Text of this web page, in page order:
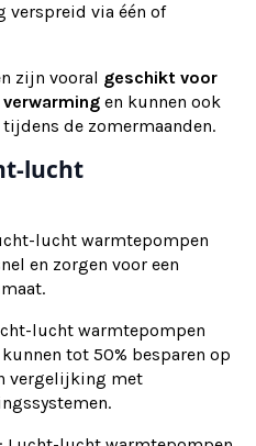
verspreid via één of
zijn vooral geschikt voor
en kunnen ook
tijdens de zomermaanden.
lucht
lucht warmtepompen
en zorgen voor een
lucht warmtepompen
tot 50% besparen op
vergelijking met